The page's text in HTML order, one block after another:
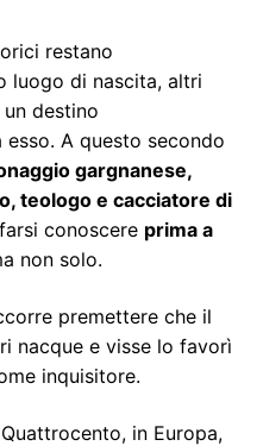
restano
luogo di nascita, altri
destino
A questo secondo
gargnanese,
teologo e cacciatore di
conoscere prima a
non solo.
premettere che il
nacque e visse lo favorì
inquisitore.
in Europa,